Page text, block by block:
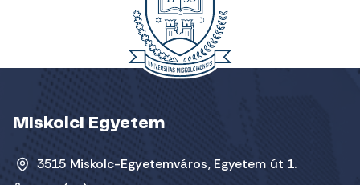
Miskolci Egyetem
3515 Miskolc-Egyetemváros, Egyetem út 1.